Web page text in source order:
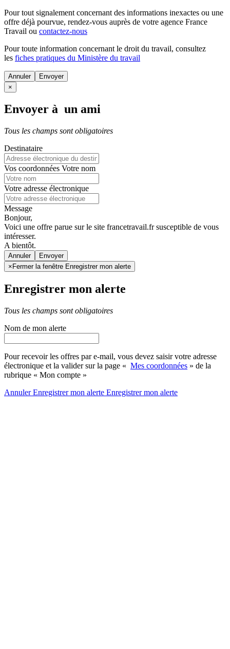
Pour tout signalement concernant des informations inexactes ou une
offre déjà pourvue, rendez-vous auprès de votre agence France
Travail ou contactez-nous
Pour toute information concernant le droit du travail, consultez
les fiches pratiques du Ministère du travail
Annuler
×
Envoyer à un ami
Tous les champs sont obligatoires
Destinataire
Vos coordonnées Votre nom
Votre adresse électronique
Message
Bonjour,
Voici une offre parue sur le site francetravail.fr susceptible de vous
intéresser.
A bientôt.
Annuler
× Fermer la fenêtre Enregistrer mon alerte
Enregistrer mon alerte
Tous les champs sont obligatoires
Nom de mon alerte
Pour recevoir les offres par e-mail, vous devez saisir votre adresse
électronique et la valider sur la page « Mes coordonnées » de la
rubrique « Mon compte »
AnnulerEnregistrer mon alerte Enregistrermon alerte